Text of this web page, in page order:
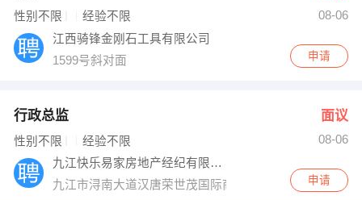
性别不限 经验不限
08-06
江西骑锋金刚石工具有限公司
1599号斜对面
申请
行政总监 面议
性别不限 经验不限
08-06
九江快乐易家房地产经纪有限公司
九江市浔南大道汉唐荣世茂国际商务中心13楼
申请